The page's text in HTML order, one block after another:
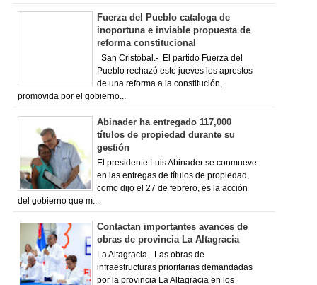
Fuerza del Pueblo cataloga de
inoportuna e inviable propuesta de
reforma constitucional
San Cristóbal.- El partido Fuerza del
Pueblo rechazó este jueves los aprestos
de una reforma a la constitución,
promovida por el gobierno...
Abinader ha entregado 117,000
títulos de propiedad durante su
gestión
El presidente Luis Abinader se conmueve
en las entregas de títulos de propiedad,
como dijo el 27 de febrero, es la acción
del gobierno que m...
Contactan importantes avances de
obras de provincia La Altagracia
La Altagracia.- Las obras de
infraestructuras prioritarias demandadas
por la provincia La Altagracia en los